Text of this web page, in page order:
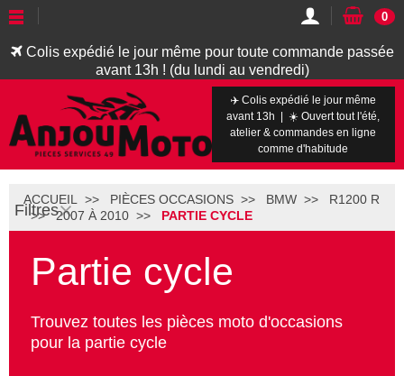
Colis expédié le jour même pour toute commande passée
avant 13h ! (du lundi au vendredi)
0
✈️ Colis expédié le jour même
avant 13h | ☀️ Ouvert tout l'été,
atelier & commandes en ligne
comme d'habitude
Filtres
ACCUEIL PIÈCES OCCASIONS BMW
R1200 R
2007 À 2010
PARTIE CYCLE
Partie cycle
Trouvez toutes les pièces moto d'occasions
pour la partie cycle